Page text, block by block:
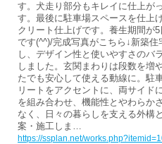
す。犬走り部分もキレイに仕上が
す。最後に駐車場スペースを仕上
クリート仕上げです。養生期間が
です(^^)/完成写真がこちら↓新築
し、デザイン性と使いやすさのバ
しました。玄関まわりは段数を増
たでも安心して使える動線に。駐
リートをアクセントに、両サイド
を組み合わせ、機能性とやわらか
なく、日々の暮らしを支える外構
案・施工しま…
https://ssplan.net/